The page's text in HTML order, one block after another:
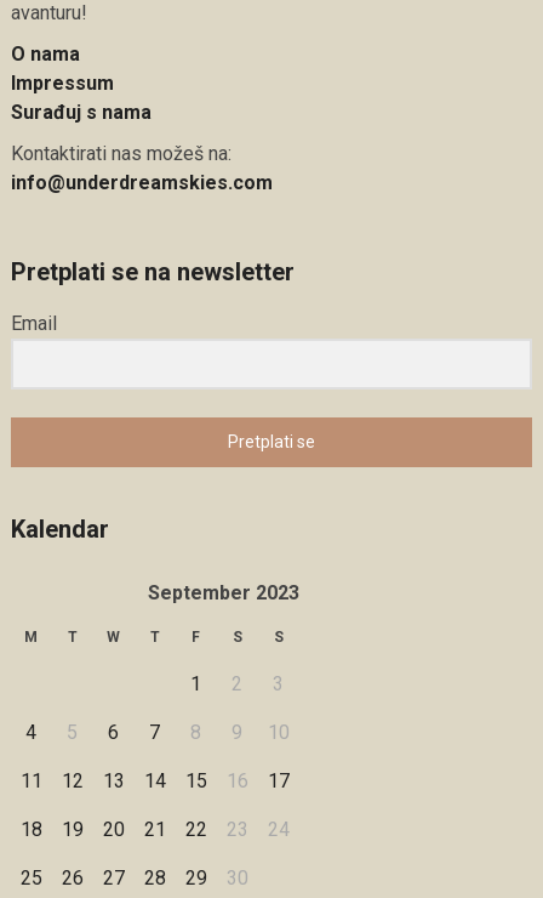
avanturu!
O nama
Impressum
Surađuj s nama
Kontaktirati nas možeš na:
info@underdreamskies.com
Pretplati se na newsletter
Email
Pretplati se
Kalendar
September 2023
M T W T F S S
1 2 3
4 5 6 7 8 9 10
11 12 13 14 15 16 17
18 19 20 21 22 23 24
25 26 27 28 29 30